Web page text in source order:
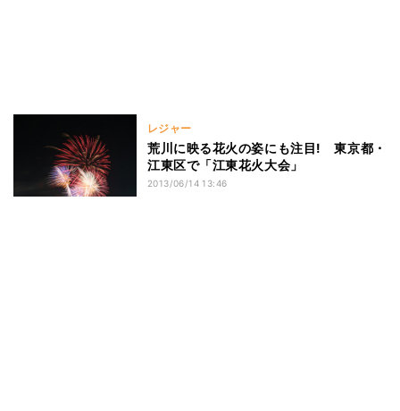
レジャー
荒川に映る花火の姿にも注目! 東京都・
江東区で「江東花火大会」
2013/06/14 13:46